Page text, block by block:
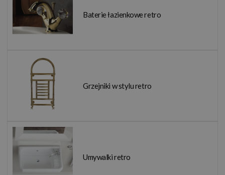
Baterie łazienkowe retro
Grzejniki w stylu retro
Umywalki retro